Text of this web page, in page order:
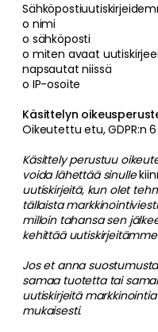
o nimi
o sähköposti
o miten avaat
napsautat niissä
o IP-osoite
Käsittelyn
Oikeutettu etu, GDPR:n
Käsittely perustuu
voida lähettää sinulle
uutiskirjeitä, kun olet
tällaista
milloin tahansa sen
kehittää
Jos et anna
samaa tuotetta tai
uutiskirjeitä
mukaisesti.